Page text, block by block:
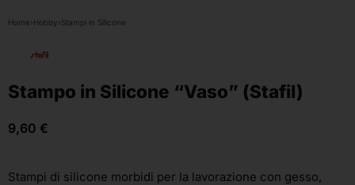
Home›Hobby›Stampi in Silicone
Stampo in Silicone “Vaso” (Stafil)
9,60 €
Stampi di silicone morbidi per la lavorazione con gesso,